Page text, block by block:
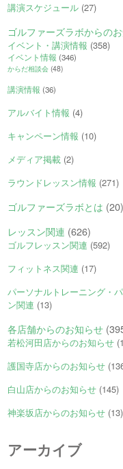
講演スケジュール (27)
ゴルファーズラボからの
イベント・講演情報 (358)
イベント情報 (346)
からだ相談会 (48)
講演情報 (36)
アルバイト情報 (4)
キャンペーン情報 (10)
メディア掲載 (2)
ラウンドレッスン情報 (271)
ゴルファーズラボとは (20)
レッスン関連 (626)
ゴルフレッスン関連 (592)
フィットネス関連 (17)
パーソナルトレーニング・
ン関連 (13)
各店舗からのお知らせ
若松河田店からのお知らせ
護国寺店からのお知らせ
白山店からのお知らせ (145)
神楽坂店からのお知らせ (13)
アーカイブ